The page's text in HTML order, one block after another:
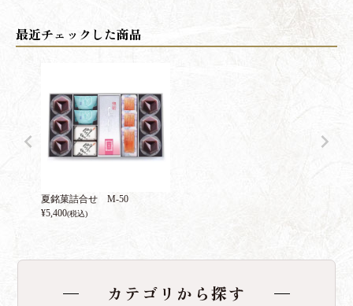
夏銘菓詰合せ M-50
¥5,400(税込)
カテゴリから探す